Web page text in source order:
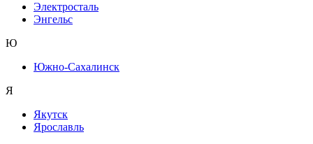
Электросталь
Энгельс
Ю
Южно-Сахалинск
Я
Якутск
Ярославль